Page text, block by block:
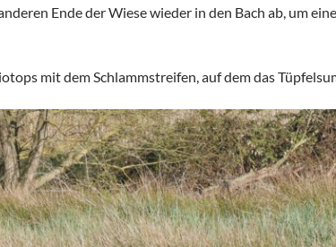
Ende der Wiese wieder in den Bach ab, um
mit dem Schlammstreifen, auf dem das